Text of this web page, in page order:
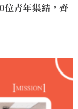
青年集結，齊